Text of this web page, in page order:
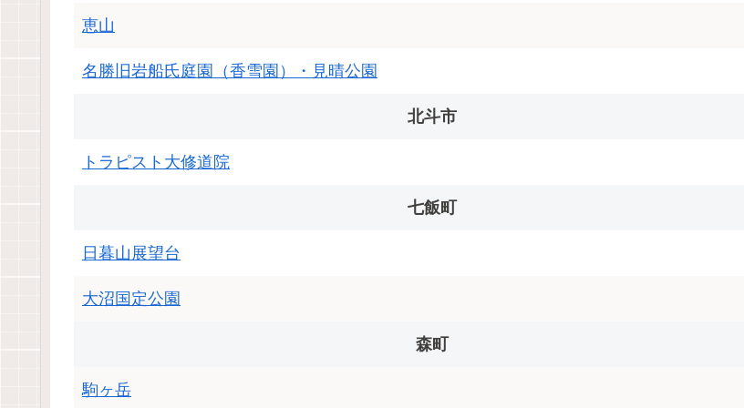
恵山
名勝旧岩船氏庭園（香雪園）・見晴公園
北斗市
トラピスト大修道院
七飯町
日暮山展望台
大沼国定公園
森町
駒ヶ岳